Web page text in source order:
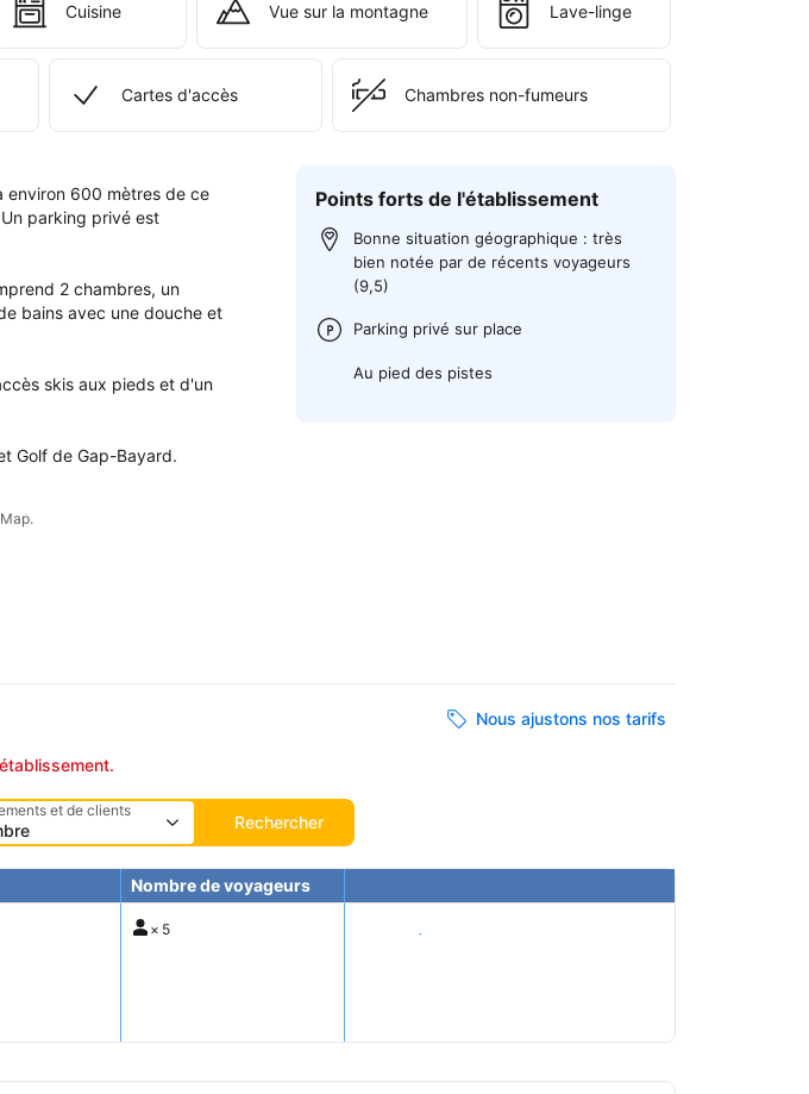
Cuisine Vue sur la montagne Lave-linge
Cartes d'accès Chambres non-fumeurs
environ 600 mètres de ce
parking privé est
2 chambres, un
bains avec une douche et
skis aux pieds et d'un
Golf de Gap-Bayard.
Points forts de l'établissement
Bonne situation géographique : très
bien notée par de récents voyageurs
(9,5)
Parking privé sur place
Au pied des pistes
Nous ajustons nos tarifs
et de clients
Rechercher
Nombre de voyageurs
× 5 Voir les tarifs